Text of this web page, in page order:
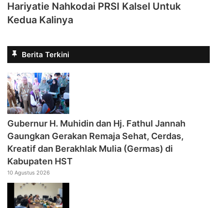
Hariyatie Nahkodai PRSI Kalsel Untuk
Kedua Kalinya
Berita Terkini
‎Gubernur H. Muhidin dan Hj. Fathul Jannah
Gaungkan Gerakan Remaja Sehat, Cerdas,
Kreatif dan Berakhlak Mulia (Germas) di
Kabupaten HST
10 Agustus 2026